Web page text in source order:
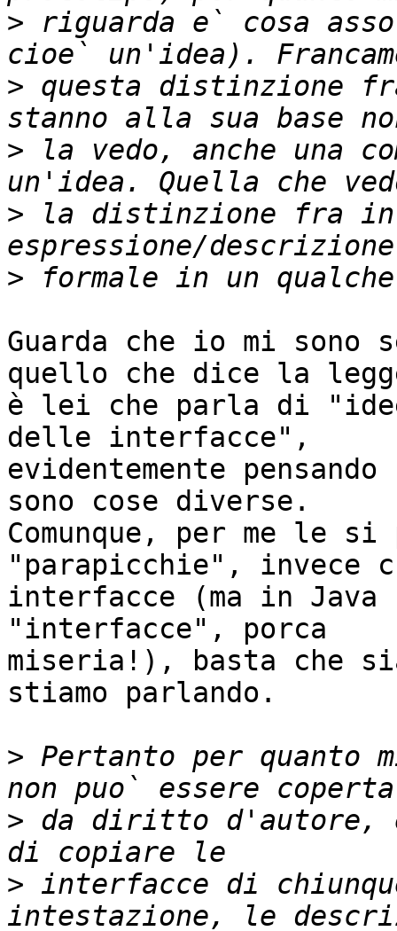
> riguarda e` cosa
> questa distinzione
> la vedo, anche una
> la distinzione fra
>
Guarda che io mi sono
quello che dice la
è lei che parla di
delle interfacce",
evidentemente
sono cose diverse.
Comunque, per me le si
"parapicchie", invece
interfacce (ma in Java
"interfacce", porca
miseria!), basta che
stiamo parlando.
> Pertanto per quanto
> da diritto d'autore,
> interfacce di